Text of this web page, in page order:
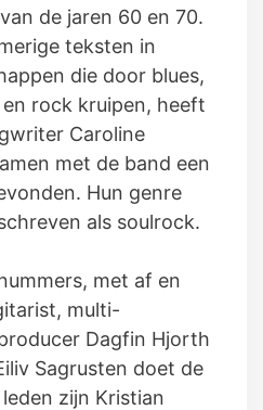
de jaren 60 en 70.
teksten in
die door blues,
rock kruipen, heeft
Caroline
met de band een
Hun genre
als soulrock.
met af en
multi-
Dagfin Hjorth
Sagrusten doet de
zijn Kristian